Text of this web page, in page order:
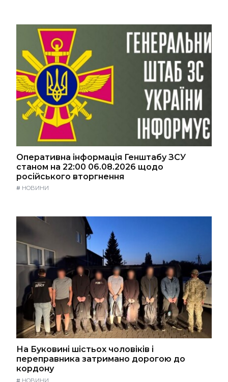
Оперативна інформація Генштабу ЗСУ
станом на 22:00 06.08.2026 щодо
російського вторгнення
# НОВИНИ
На Буковині шістьох чоловіків і
переправника затримано дорогою до
кордону
# НОВИНИ